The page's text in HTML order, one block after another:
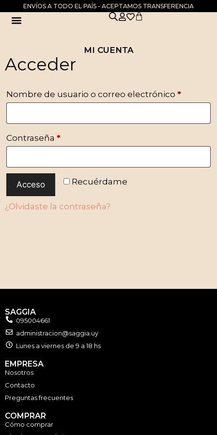
ENVÍOS A TODO EL PAÍS - ACEPTAMOS TRANSFERENCIA
MI CUENTA
Acceder
Nombre de usuario o correo electrónico *
Contraseña *
Recuérdame
Acceso
¿Olvidaste la contraseña?
SAGGIA
095004661
administracion@saggia.uy
Lunes a viernes de 9 a 18 hs
EMPRESA
Nosotros
Contacto
Preguntas frecuentes
COMPRAR
Cómo comprar